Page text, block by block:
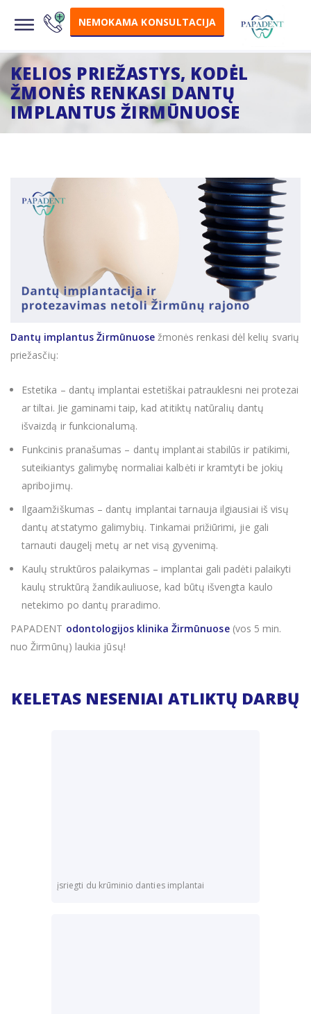
NEMOKAMA KONSULTACIJA
KELIOS PRIEŽASTYS, KODĖL
ŽMONĖS RENKASI DANTŲ
IMPLANTUS ŽIRMŪNUOSE
Dantų implantus Žirmūnuosežmonės renkasi dėl kelių svarių
priežasčių:
Estetika – dantų implantai estetiškai patrauklesni nei protezai
ar tiltai. Jie gaminami taip, kad atitiktų natūralių dantų
išvaizdą ir funkcionalumą.
Funkcinis pranašumas – dantų implantai stabilūs ir patikimi,
suteikiantys galimybę normaliai kalbėti ir kramtyti be jokių
apribojimų.
Ilgaamžiškumas – dantų implantai tarnauja ilgiausiai iš visų
dantų atstatymo galimybių. Tinkamai prižiūrimi, jie gali
tarnauti daugelį metų ar net visą gyvenimą.
Kaulų struktūros palaikymas – implantai gali padėti palaikyti
kaulų struktūrą žandikauliuose, kad būtų išvengta kaulo
netekimo po dantų praradimo.
PAPADENT odontologijos klinika Žirmūnuose(vos 5 min.
nuo Žirmūnų) laukia jūsų!
KELETAS NESENIAI ATLIKTŲ DARBŲ
įsriegti du krūminio danties implantai